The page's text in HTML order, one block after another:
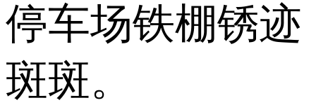
停车场铁棚锈迹
斑斑。